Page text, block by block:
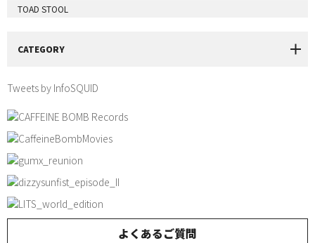
TOAD STOOL
CATEGORY
Tweets by InfoSQUID
よくあるご質問